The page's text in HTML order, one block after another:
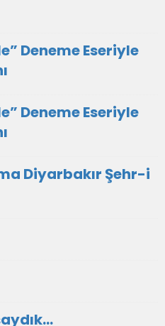
Deneme Eseriyle
Deneme Eseriyle
Diyarbakır Şehr-i